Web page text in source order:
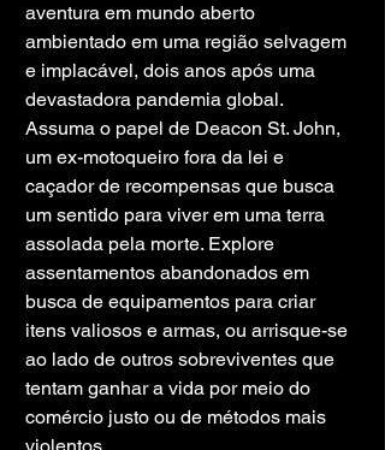
aventura em mundo aberto
ambientado em uma região selvagem
e implacável, dois anos após uma
devastadora pandemia global.
Assuma o papel de Deacon St. John,
um ex-motoqueiro fora da lei e
caçador de recompensas que busca
um sentido para viver em uma terra
assolada pela morte. Explore
assentamentos abandonados em
busca de equipamentos para criar
itens valiosos e armas, ou arrisque-se
ao lado de outros sobreviventes que
tentam ganhar a vida por meio do
comércio justo ou de métodos mais